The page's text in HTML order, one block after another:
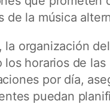
de la música
la organización
los horarios de las
por día,
puedan